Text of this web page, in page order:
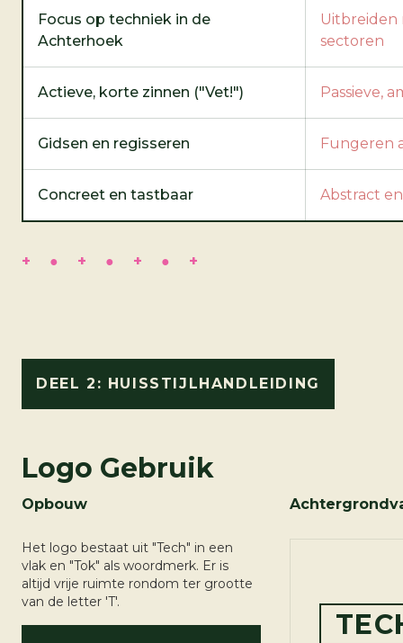
Focus op techniek in de
Achterhoek
Uitbreiden
sectoren
Actieve, korte zinnen ("Vet!") Passieve,
Gidsen en regisseren Fungeren
Concreet en tastbaar Abstract
DEEL 2: HUISSTIJLHANDLEIDING
Logo Gebruik
Opbouw
Het logo bestaat uit "Tech" in een
vlak en "Tok" als woordmerk. Er is
altijd vrije ruimte rondom ter grootte
van de letter 'T'.